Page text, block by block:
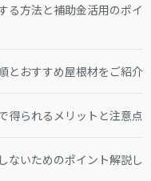
る方法と補助金活用のポイ
とおすすめ屋根材をご紹介
得られるメリットと注意点
ないためのポイント解説し